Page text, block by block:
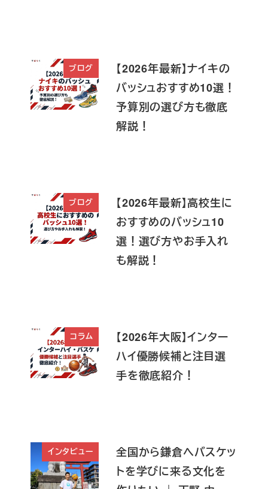
ブログ
【2026年最新】ナイキの
バッシュおすすめ10選！
予算別の選び方も徹底
解説！
ブログ
【2026年最新】高校生に
おすすめのバッシュ10
選！選び方やお手入れ
も解説！
コラム
【2026年大阪】インター
ハイ優勝候補と注目選
手を徹底紹介！
インタビュー
全国から鎌倉へバスケッ
トを学びに来る文化を